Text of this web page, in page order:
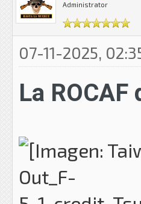
Administrator
07-11-2025,
La